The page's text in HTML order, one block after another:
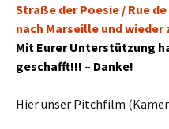
Straße der Poesie / Rue
nach Marseille und wieder
Mit Eurer Unterstützung
geschafft!!! – Danke!
Hier unser Pitchfilm